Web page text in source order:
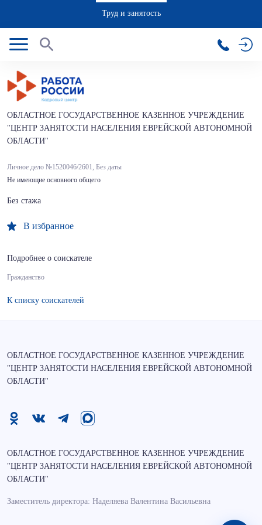
Труд и занятость
ОБЛАСТНОЕ ГОСУДАРСТВЕННОЕ КАЗЕННОЕ УЧРЕЖДЕНИЕ
"ЦЕНТР ЗАНЯТОСТИ НАСЕЛЕНИЯ ЕВРЕЙСКОЙ АВТОНОМНОЙ
ОБЛАСТИ"
Личное дело №1520046/2601, Без даты
Не имеющие основного общего
Без стажа
В избранное
Подробнее о соискателе
Гражданство
К списку соискателей
ОБЛАСТНОЕ ГОСУДАРСТВЕННОЕ КАЗЕННОЕ УЧРЕЖДЕНИЕ
"ЦЕНТР ЗАНЯТОСТИ НАСЕЛЕНИЯ ЕВРЕЙСКОЙ АВТОНОМНОЙ
ОБЛАСТИ"
ОБЛАСТНОЕ ГОСУДАРСТВЕННОЕ КАЗЕННОЕ УЧРЕЖДЕНИЕ
"ЦЕНТР ЗАНЯТОСТИ НАСЕЛЕНИЯ ЕВРЕЙСКОЙ АВТОНОМНОЙ
ОБЛАСТИ"
Заместитель директора: Наделяева Валентина Васильевна